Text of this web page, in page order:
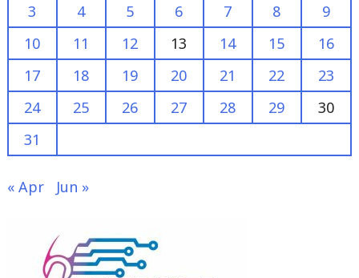
3
4 5 6 7 8
9
10
11 12 13 14 15
16
17
18 19 20 21 22
23
24
25 26 27 28 29
30
31
« Apr Jun »